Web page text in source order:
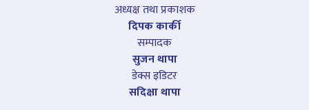
अध्यक्ष तथा प्रकाशक
दिपक कार्की
सम्पादक
सुजन थापा
डेक्स इडिटर
सदिक्षा थापा